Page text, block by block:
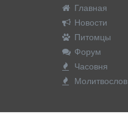
Главная
Новости
Питомцы
Форум
Часовня
Молитвослов